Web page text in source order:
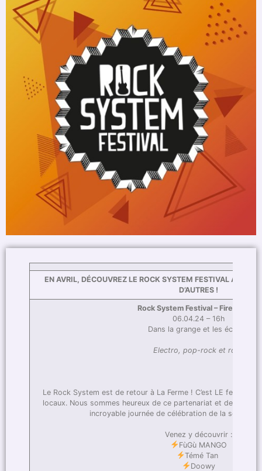
EN AVRIL, DÉCOUVREZ LE ROCK SYSTEM FESTIVAL AVEC
D’AUTRES !
Rock System Festival – Fire Edition
06.04.24 – 16h
Dans la grange et les écuries
Electro, pop-rock et rock
Le Rock System est de retour à La Ferme ! C’est LE festival
locaux. Nous sommes heureux de ce partenariat et de les
incroyable journée de célébration de la scène
Venez y découvrir :
FùGù MANGO
Témé Tan
Doowy